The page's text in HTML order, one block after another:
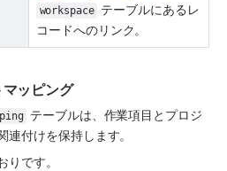
workspace テーブルにあるレ
コードへのリンク。
ッピング
テーブルは、作業項目とプロジ
連付けを保持します。
です。